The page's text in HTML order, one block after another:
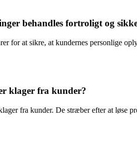
behandles fortroligt og
for at sikre, at kundernes personlige
klager fra kunder?
fra kunder. De stræber efter at